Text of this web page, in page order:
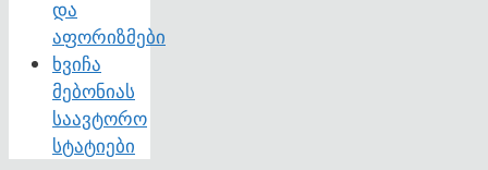
და
აფორიზმები
ხვიჩა
მებონიას
საავტორო
სტატიები